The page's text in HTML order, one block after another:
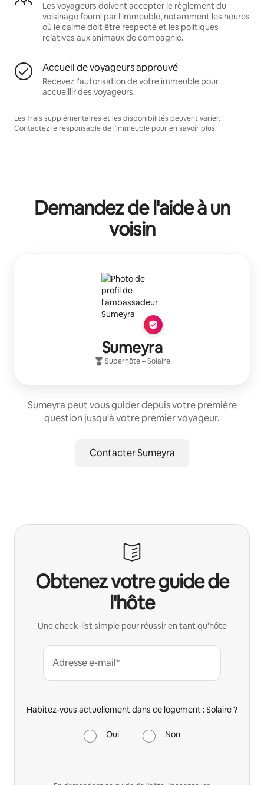
Les voyageurs doivent accepter le règlement du
voisinage fourni par l'immeuble, notamment les heures
où le calme doit être respecté et les politiques
relatives aux animaux de compagnie.
Accueil de voyageurs approuvé
Recevez l'autorisation de votre immeuble pour
accueillir des voyageurs.
Les frais supplémentaires et les disponibilités peuvent varier.
Contactez le responsable de l'immeuble pour en savoir plus.
Demandez de l'aide à un
voisin
Sumeyra
Superhôte–Solaire
Sumeyra peut vous guider depuis votre première
question jusqu'à votre premier voyageur.
Contacter Sumeyra
Obtenez votre guide de
l'hôte
Une check-list simple pour réussir en tant qu'hôte
Adresse e-mail*
Habitez-vous actuellement dans ce logement : Solaire ?
Oui Non